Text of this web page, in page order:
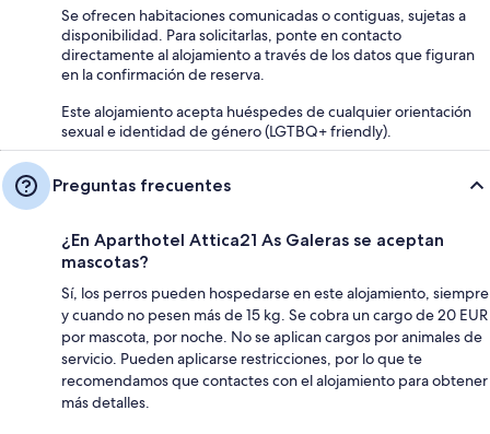
Se ofrecen habitaciones comunicadas o contiguas, sujetas a
disponibilidad. Para solicitarlas, ponte en contacto
directamente al alojamiento a través de los datos que figuran
en la confirmación de reserva.
Este alojamiento acepta huéspedes de cualquier orientación
sexual e identidad de género (LGTBQ+ friendly).
Preguntas frecuentes
¿En Aparthotel Attica21 As Galeras se aceptan
mascotas?
Sí, los perros pueden hospedarse en este alojamiento, siempre
y cuando no pesen más de 15 kg. Se cobra un cargo de 20 EUR
por mascota, por noche. No se aplican cargos por animales de
servicio. Pueden aplicarse restricciones, por lo que te
recomendamos que contactes con el alojamiento para obtener
más detalles.